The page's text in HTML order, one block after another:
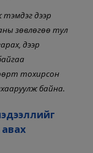
тэмдэг дээр
зөвлөгөө тул
дээр
тохирсон
байна.